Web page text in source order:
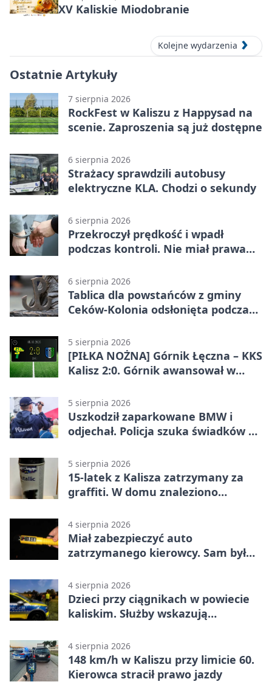
XV Kaliskie Miodobranie
Kolejne wydarzenia
Ostatnie Artykuły
7 sierpnia 2026
RockFest w Kaliszu z Happysad na
scenie. Zaproszenia są już dostępne
6 sierpnia 2026
Strażacy sprawdzili autobusy
elektryczne KLA. Chodzi o sekundy
6 sierpnia 2026
Przekroczył prędkość i wpadł
podczas kontroli. Nie miał prawa
6 sierpnia 2026
Tablica dla powstańców z gminy
Ceków-Kolonia odsłonięta podczas
5 sierpnia 2026
[PIŁKA NOŻNA] Górnik Łęczna – KKS
Kalisz 2:0. Górnik awansował w
5 sierpnia 2026
Uszkodził zaparkowane BMW i
odjechał. Policja szuka świadków w
5 sierpnia 2026
15-latek z Kalisza zatrzymany za
graffiti. W domu znaleziono
4 sierpnia 2026
Miał zabezpieczyć auto
zatrzymanego kierowcy. Sam był
4 sierpnia 2026
Dzieci przy ciągnikach w powiecie
kaliskim. Służby wskazują
4 sierpnia 2026
148 km/h w Kaliszu przy limicie 60.
Kierowca stracił prawo jazdy